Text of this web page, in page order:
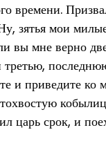
времени.
зятья мои
вы мне верно
третью,
и приведите ко
царь срок, и